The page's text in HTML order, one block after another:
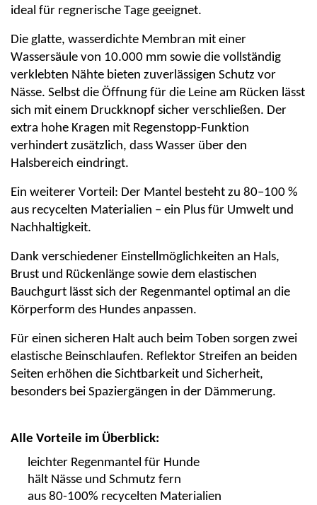
ideal für regnerische Tage geeignet.
Die glatte, wasserdichte Membran mit einer
Wassersäule von 10.000 mm sowie die vollständig
verklebten Nähte bieten zuverlässigen Schutz vor
Nässe. Selbst die Öffnung für die Leine am Rücken lässt
sich mit einem Druckknopf sicher verschließen. Der
extra hohe Kragen mit Regenstopp-Funktion
verhindert zusätzlich, dass Wasser über den
Halsbereich eindringt.
Ein weiterer Vorteil: Der Mantel besteht zu 80–100 %
aus recycelten Materialien – ein Plus für Umwelt und
Nachhaltigkeit.
Dank verschiedener Einstellmöglichkeiten an Hals,
Brust und Rückenlänge sowie dem elastischen
Bauchgurt lässt sich der Regenmantel optimal an die
Körperform des Hundes anpassen.
Für einen sicheren Halt auch beim Toben sorgen zwei
elastische Beinschlaufen. Reflektor Streifen an beiden
Seiten erhöhen die Sichtbarkeit und Sicherheit,
besonders bei Spaziergängen in der Dämmerung.
Alle Vorteile im Überblick:
leichter Regenmantel für Hunde
hält Nässe und Schmutz fern
aus 80-100% recycelten Materialien